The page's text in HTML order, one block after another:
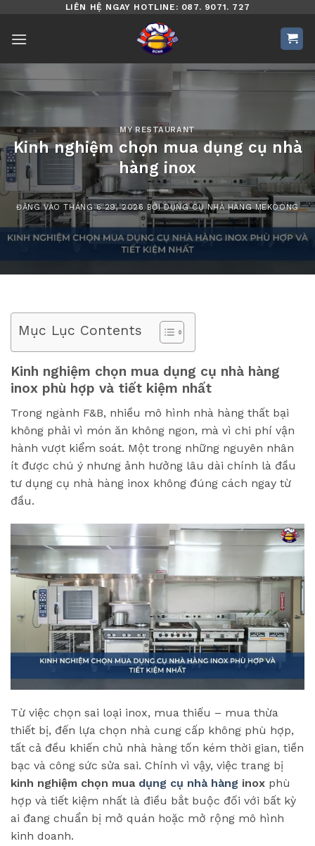
nội
dung
LIÊN HỆ NGAY HOTLINE: 087. 9071. 727
MY RESTAURANT
Kinh nghiệm chọn mua dụng cụ nhà
hàng inox
ĐĂNG VÀOTHÁNG 6 29, 2026 BỞIDỤNG CỤ NHÀ HÀNG MEKOONG
Mục Lục Contents
Kinh nghiệm chọn mua dụng cụ nhà hàng
inox phù hợp và tiết kiệm nhất
Trong ngành F&B, nhiều mô hình nhà hàng thất bại
không phải vì món ăn không ngon, mà vì chi phí vận
hành vượt kiểm soát. Một trong những nguyên nhân
ít được chú ý nhưng ảnh hưởng lâu dài chính là đầu
tư dụng cụ nhà hàng inox không đúng cách ngay từ
đầu.
Từ việc chọn sai loại inox, mua thiếu – mua thừa
thiết bị, đến lựa chọn nhà cung cấp không phù hợp,
tất cả đều khiến chủ nhà hàng tốn kém thời gian, tiền
bạc và công sức sửa sai. Chính vì vậy, việc trang bị
kinh nghiệm chọn mua dụng cụ nhà hàng inox phù
hợp và tiết kiệm nhất là điều bắt buộc đối với bất kỳ
ai đang chuẩn bị mở quán hoặc mở rộng mô hình
kinh doanh.